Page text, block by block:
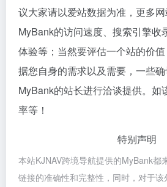
议大家请以爱站数据为准，更多网
MyBank的访问速度、搜索引擎收
体验等；当然要评估一个站的价
据您自身的需求以及需要，一些
MyBank的站长进行洽谈提供。如
率等！
特别声明
本站KJNAV跨境导航提供的MyBank都
链接的准确性和完整性，同时，对于